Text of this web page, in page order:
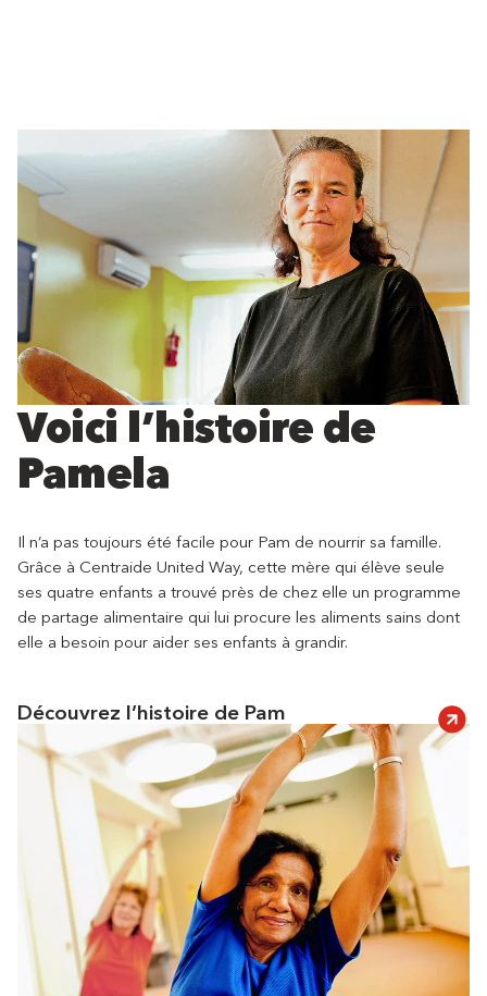
Voici l’histoire de
Pamela
Il n’a pas toujours été facile pour Pam de nourrir sa famille.
Grâce à Centraide United Way, cette mère qui élève seule
ses quatre enfants a trouvé près de chez elle un programme
de partage alimentaire qui lui procure les aliments sains dont
elle a besoin pour aider ses enfants à grandir.
Découvrez l’histoire de Pam